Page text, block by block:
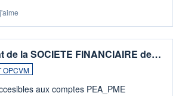
j'aime
de la SOCIETE FINANCIAIRE de…
OPCVM
et OPCVM accesibles aux comptes PEA_PME